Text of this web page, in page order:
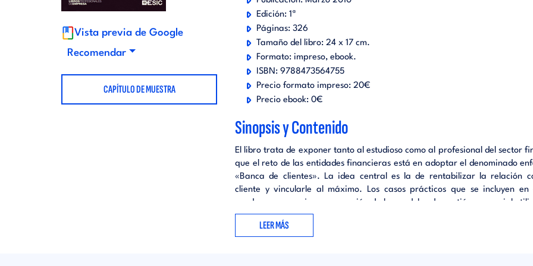
t
o
r
Vista previa de Google
Recomendar
CAPÍTULO DE MUESTRA
Edición: 1ª
Páginas: 326
Tamaño del libro: 24 x 17 cm.
Formato: impreso ebook.
ISBN: 9788473564755
Precio formato impreso: 20€
Precio ebook: 0€
Sinopsis y Contenido
El libro trata de exponer tanto al estudioso como al profesional del sector
que el reto de las entidades financieras está en adoptar el denominado
«Banca de clientes». La idea central es la de rentabilizar la relación
cliente y vincularle al máximo. Los casos prácticos que se incluyen
ayudan a una mejor comprensión de los modelos de gestión comercial
el ámbito de los Bancos, las Cajas de Ahorros y las Cooperativas de
cambios producidos en el entorno financiero son, entre otras razones,
LEER MÁS